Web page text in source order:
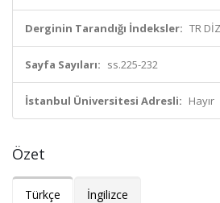
Derginin Tarandığı İndeksler: TR
Sayfa Sayıları: ss.225-232
İstanbul Üniversitesi Adresli: Hayır
Özet
Türkçe İngilizce